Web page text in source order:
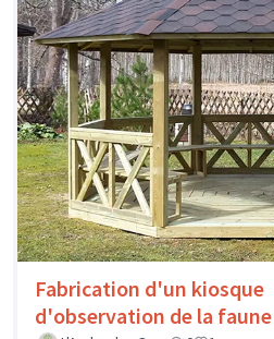
Fabrication d'un kiosque
d'observation de la